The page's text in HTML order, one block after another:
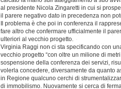
al presidente Nicola Zingaretti in cui si
il parere negativo dato in precedenza non
Il problema è che poi in conferenza il
fare altro che confermare ufficialmente il
ulteriori al vecchio progetto.
Virginia Raggi non ci sta specificando con
vecchio progetto “con oltre un milione di
sospensione della conferenza dei servizi,
volerla concedere, diversamente da quanto
in Regione qualcuno cerchi di
di immobilismo. Nuovamente si cerca di